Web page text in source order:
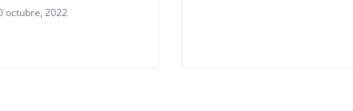
octubre, 2022